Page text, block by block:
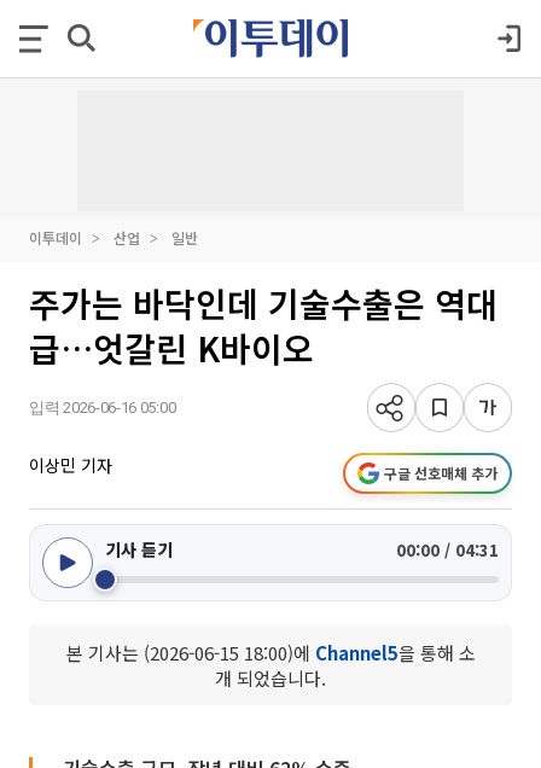
이투데이 산업 일반
주가는 바닥인데 기술수출은 역대
급…엇갈린 K바이오
입력 2026-06-16 05:00
이상민 기자 구글 선호매체 추가
기사 듣기 00:00 / 04:31
본 기사는 (2026-06-15 18:00)에 Channel5을 통해 소
개 되었습니다.